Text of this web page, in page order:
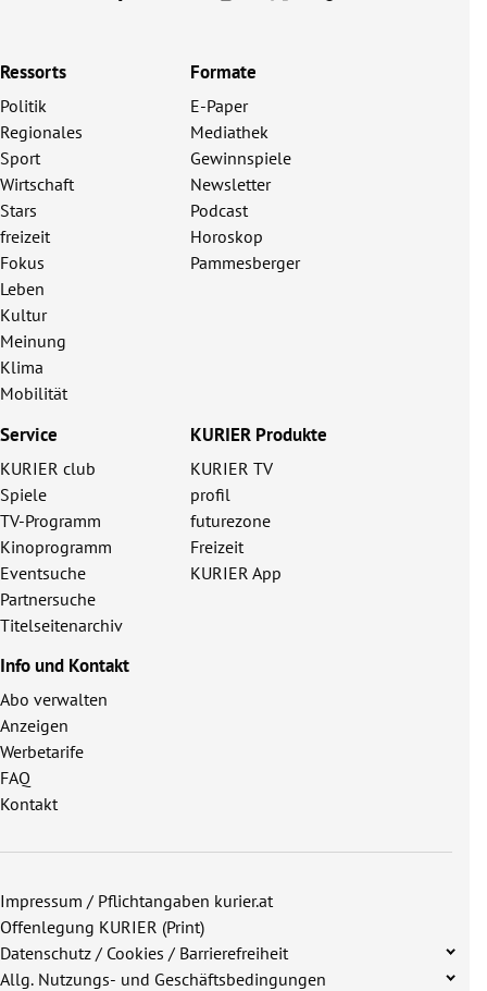
Ressorts
Politik
Regionales
Sport
Wirtschaft
Stars
freizeit
Fokus
Leben
Kultur
Meinung
Klima
Mobilität
Formate
E-Paper
Mediathek
Gewinnspiele
Newsletter
Podcast
Horoskop
Pammesberger
Service
KURIER club
Spiele
TV-Programm
Kinoprogramm
Eventsuche
Partnersuche
Titelseitenarchiv
KURIER Produkte
KURIER TV
profil
futurezone
Freizeit
KURIER App
Info und Kontakt
Abo verwalten
Anzeigen
Werbetarife
FAQ
Kontakt
Impressum / Pflichtangaben kurier.at
Offenlegung KURIER (Print)
Datenschutz / Cookies / Barrierefreiheit
Allg. Nutzungs- und Geschäftsbedingungen